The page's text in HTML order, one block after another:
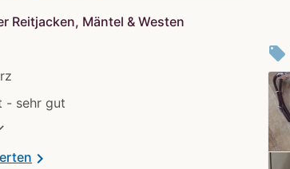
local_offer
Reitjacken, Mäntel & Westen
- sehr gut
chevron_right